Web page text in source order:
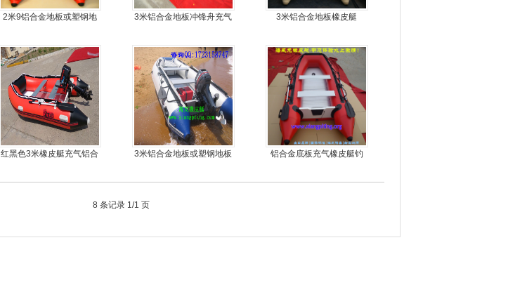
2米9铝合金地板或塑钢地
舟
3米铝合金地板冲锋舟充气
3米铝合金地板橡皮艇
红黑色3米橡皮艇充气铝合
3米铝合金地板或塑钢地板
铝合金底板充气橡皮艇钓
8 条记录 1/1 页